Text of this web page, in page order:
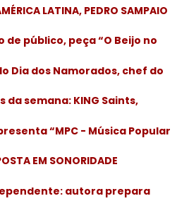
LATINA, PEDRO SAMPAIO
de público, peça “O Beijo no
Dia dos Namorados, chef do
da semana: KING Saints,
“MPC - Música Popular
EM SONORIDADE
autora prepara